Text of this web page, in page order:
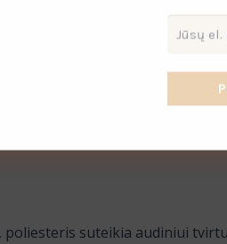
klostėmis, sukurdamas
suknėlės šonuose yra
suteikia audiniui